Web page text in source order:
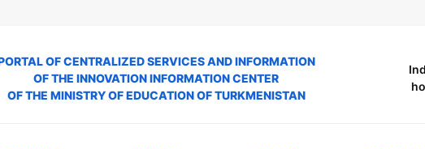
OF CENTRALIZED SERVICES AND INFORMATION
OF THE INNOVATION INFORMATION CENTER
OF THE MINISTRY OF EDUCATION OF TURKMENISTAN